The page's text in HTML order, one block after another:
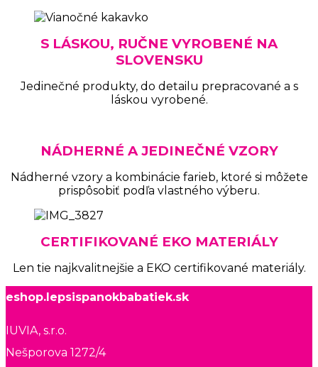
S LÁSKOU, RUČNE VYROBENÉ NA
SLOVENSKU
Jedinečné produkty, do detailu prepracované a s
láskou vyrobené.
NÁDHERNÉ A JEDINEČNÉ VZORY
Nádherné vzory a kombinácie farieb, ktoré si môžete
prispôsobiť podľa vlastného výberu.
CERTIFIKOVANÉ EKO MATERIÁLY
Len tie najkvalitnejšie a EKO certifikované materiály.
eshop.lepsispanokbabatiek.sk
IUVIA, s.r.o.
Nešporova 1272/4